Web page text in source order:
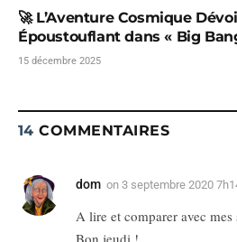
🚀 L’Aventure Cosmique
Époustouflant dans « Big
15 décembre 2025
14 COMMENTAIRES
dom on 3 septembre 2020
A lire et comparer avec